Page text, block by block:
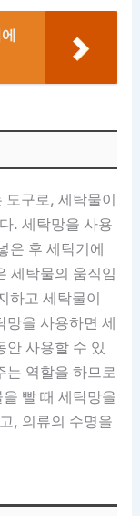
도구로, 세탁물이
. 세탁망을 사용
은 후 세탁기에
세탁물의 움직임
하고 세탁물이
망을 사용하면 세
안 사용할 수 있
는 역할을 하므로
빨 때 세탁망을
, 의류의 수명을